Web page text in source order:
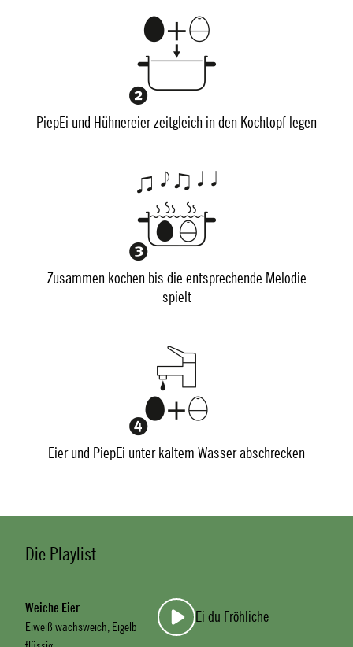
PiepEi und Hühnereier zeitgleich in den Kochtopf legen
Zusammen kochen bis die entsprechende Melodie
spielt
Eier und PiepEi unter kaltem Wasser abschrecken
Die Playlist
Weiche Eier
Eiweiß wachsweich, Eigelb
Ei du Fröhliche